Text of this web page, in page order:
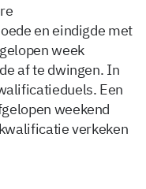
en eindigde met
week
af te dwingen. In
Een
weekend
verkeken